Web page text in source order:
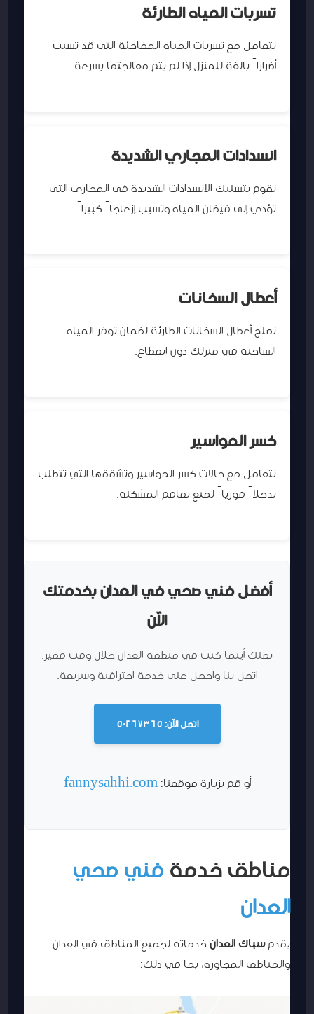
تسربات المياه الطارئة
نتعامل مع تسربات المياه المفاجئة التي قد تسبب
أضراراً بالغة للمنزل إذا لم يتم معالجتها بسرعة.
انسدادات المجاري الشديدة
نقوم بتسليك الانسدادات الشديدة في المجاري التي
تؤدي إلى فيضان المياه وتسبب إزعاجاً كبيراً.
أعطال السخانات
نصلح أعطال السخانات الطارئة لضمان توفر المياه
الساخنة في منزلك دون انقطاع.
كسر المواسير
نتعامل مع حالات كسر المواسير وتشققها التي تتطلب
تدخلاً فورياً لمنع تفاقم المشكلة.
أفضل فني صحي في العدان بخدمتك
الآن
نصلك أينما كنت في منطقة العدان خلال وقت قصير.
اتصل بنا واحصل على خدمة احترافية وسريعة.
اتصل الآن: 50267365
أو قم بزيارة موقعنا:fannysahhi.com
مناطق خدمة فني صحي
العدان
يقدمسباك العدانخدماته لجميع المناطق في العدان
والمناطق المجاورة، بما في ذلك: